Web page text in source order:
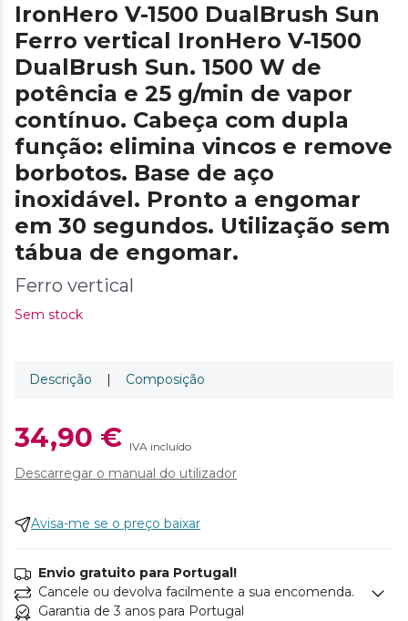
IronHero V-1500 DualBrush Sun
Ferro vertical IronHero V-1500
DualBrush Sun. 1500 W de
potência e 25 g/min de vapor
contínuo. Cabeça com dupla
função: elimina vincos e remove
borbotos. Base de aço
inoxidável. Pronto a engomar
em 30 segundos. Utilização sem
tábua de engomar.
Ferro vertical
Sem stock
Descrição | Composição
34,90 € IVA incluído
Descarregar o manual do utilizador
Avisa-me se o preço baixar
Envio gratuito para Portugal!
Cancele ou devolva facilmente a sua encomenda.
Garantia de 3 anos para Portugal